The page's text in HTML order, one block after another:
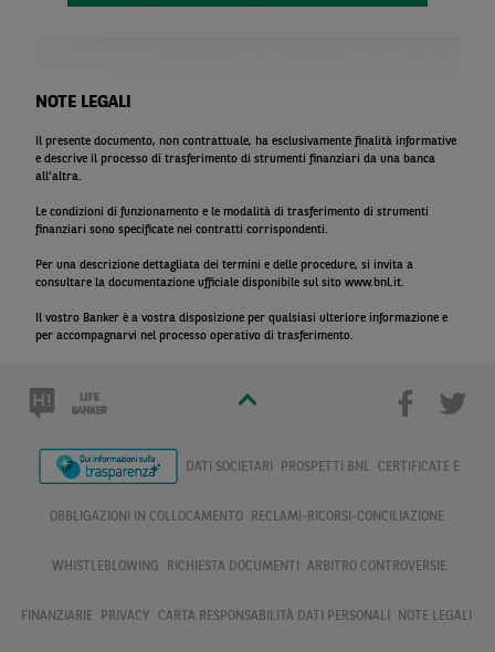
NOTE LEGALI
Il presente documento, non contrattuale, ha esclusivamente finalità informative
e descrive il processo di trasferimento di strumenti finanziari da una banca
all’altra.
Le condizioni di funzionamento e le modalità di trasferimento di strumenti
finanziari sono specificate nei contratti corrispondenti.
Per una descrizione dettagliata dei termini e delle procedure, si invita a
consultare la documentazione ufficiale disponibile sul sito www.bnl.it.
Il vostro Banker è a vostra disposizione per qualsiasi ulteriore informazione e
per accompagnarvi nel processo operativo di trasferimento.
DATI SOCIETARI PROSPETTI BNL CERTIFICATE E
OBBLIGAZIONI IN COLLOCAMENTO RECLAMI-RICORSI-CONCILIAZIONE
WHISTLEBLOWING RICHIESTA DOCUMENTI ARBITRO CONTROVERSIE
FINANZIARIE PRIVACY CARTA RESPONSABILITÀ DATI PERSONALI NOTE LEGALI